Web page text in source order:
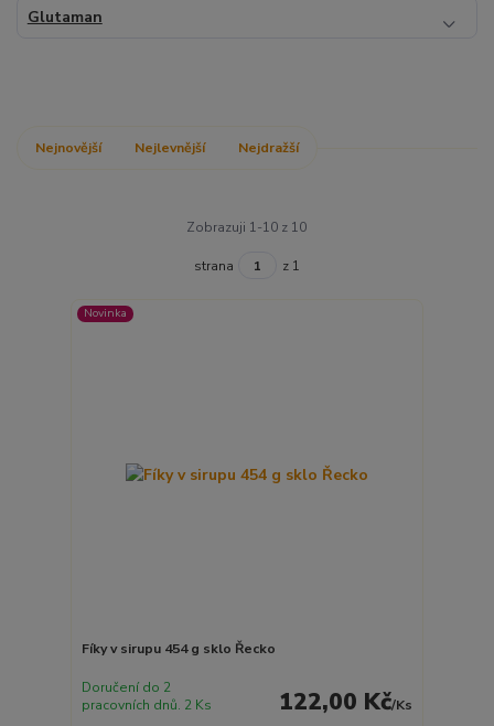
Glutaman
Nejnovější Nejlevnější Nejdražší
Zobrazuji 1-10 z 10
strana z 1
Novinka
Fíky v sirupu 454 g sklo Řecko
122,00 Kč/Ks
Doručení do 2
pracovních dnů. 2 Ks